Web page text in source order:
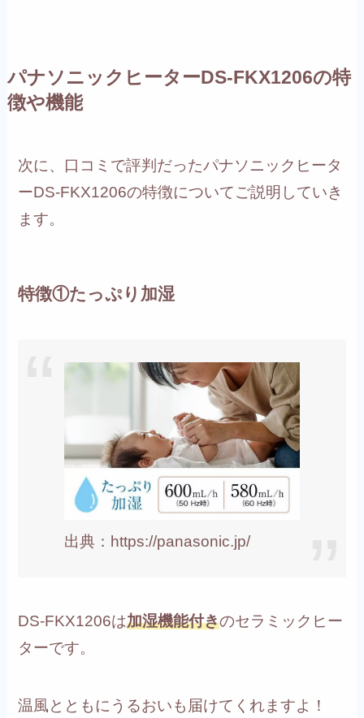
パナソニックヒーターDS-FKX1206の特
徴や機能
次に、口コミで評判だったパナソニックヒータ
ーDS-FKX1206の特徴についてご説明していき
ます。
特徴①たっぷり加湿
出典：https://panasonic.jp/
DS-FKX1206は加湿機能付きのセラミックヒー
ターです。
温風とともにうるおいも届けてくれますよ！